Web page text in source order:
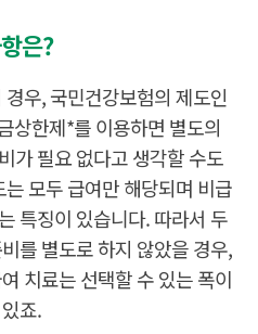
은?
우, 국민건강보험의 제도인
상한제*를 이용하면 별도의
가 필요 없다고 생각할 수도
모두 급여만 해당되며 비급
특징이 있습니다. 따라서 두
를 별도로 하지 않았을 경우,
치료는 선택할 수 있는 폭이
죠.